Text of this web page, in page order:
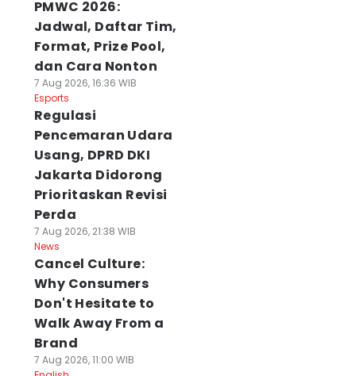
PMWC 2026:
Jadwal, Daftar Tim,
Format, Prize Pool,
dan Cara Nonton
7 Aug 2026, 16:36 WIB
Esports
Regulasi
Pencemaran Udara
Usang, DPRD DKI
Jakarta Didorong
Prioritaskan Revisi
Perda
7 Aug 2026, 21:38 WIB
News
Cancel Culture:
Why Consumers
Don't Hesitate to
Walk Away From a
Brand
7 Aug 2026, 11:00 WIB